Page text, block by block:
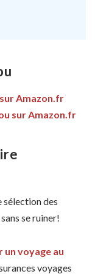
Amazon.fr
sur Amazon.fr
sélection des
se ruiner!
un voyage au
voyages